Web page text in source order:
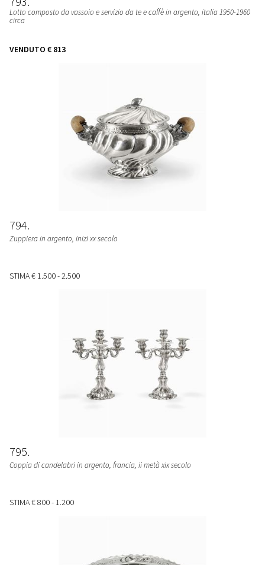
Lotto composto da vassoio e servizio da te e caffè in argento, italia 1950-1960
circa
VENDUTO € 813
794
Zuppiera in argento, inizi xx secolo
STIMA€ 1.500 - 2.500
795
Coppia di candelabri in argento, francia, ii metà xix secolo
STIMA€ 800 - 1.200